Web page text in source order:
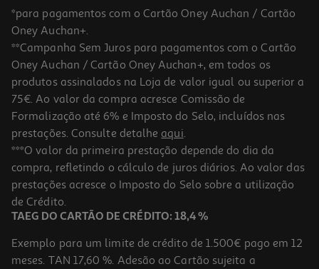
Suplemento Mebocaína Protect F Vermelhos 16un
0.54 €/un
8,56 €
*para pagamentos com o Cartão Oney Auchan / Cartão
Oney Auchan+.
**Campanha Sem Juros para pagamentos com o Cartão
Oney Auchan / Cartão Oney Auchan+, em todos os
produtos assinalados na Loja de valor igual ou superior a
75€. Ao valor da compra acresce Comissão de
Formalização até 6% e Imposto do Selo, incluídos nas
prestações. Consulte detalhe aqui.
***O valor da primeira prestação depende do dia da
compra, refletindo o cálculo de juros diários. Ao valor das
prestações acresce o Imposto do Selo sobre a utilização
de Crédito.
TAEG DO CARTÃO DE CRÉDITO: 18,4 %
Exemplo para um limite de crédito de 1.500€ pago em 12
meses. TAN 17,60 %. Adesão ao Cartão sujeita a